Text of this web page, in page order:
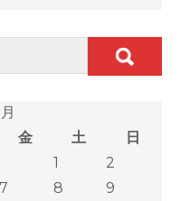
金 土
日
1
2
7 8
9